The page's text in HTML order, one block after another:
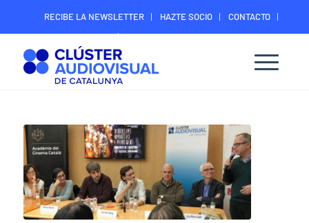
RECIBE LA NEWSLETTER HAZTE SOCIO
CONTACTO
ÁREA DIGITAL SOCIOS